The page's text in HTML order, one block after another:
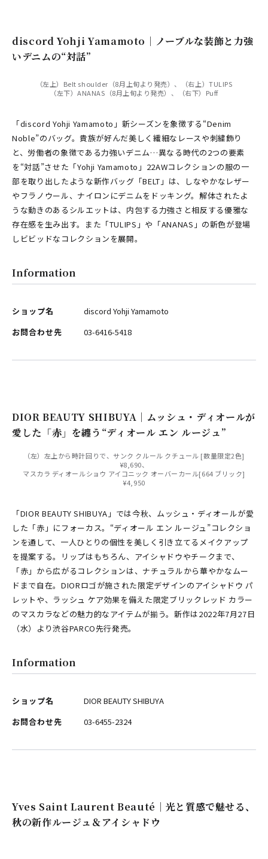
discord Yohji Yamamoto｜ノーブルな装飾と力強
いデニムの“対話”
（左上）Belt shoulder（8月上旬より発売）、（右上）TULIPS
（左下）ANANAS（8月上旬より発売）、（右下）Puff
「discord Yohji Yamamoto」新シーズンを象徴する“Denim
Noble”のバッグ。貴族が好んだ美しく繊細なレースや刺繍飾り
と、労働者の象徴である力強いデニム…異なる時代の2つの要素
を“対話”させた「Yohji Yamamoto」22AWコレクションの服の一
部を取り出したような新作バッグ「BELT」は、しなやかなレザー
やフラノウール、ナイロンにデニムをドッキング。解体されたよ
うな動きのあるシルエットは、内包する力強さと相反する優雅な
存在感を生み出す。また「TULIPS」や「ANANAS」の新色が登場
しビビッドなコレクションを展開。
Information
ショップ名
discord Yohji Yamamoto
お問合わせ先
03-6416-5418
DIOR BEAUTY SHIBUYA｜ムッシュ・ディオールが
愛した「赤」を纏う“ディオール エン ルージュ”
（左）左上から時計回りで、サンク クルール クチュール [数量限定2色]
¥8,690、
マスカラ ディオールショウ アイコニック オーバーカール[664 ブリック]
¥4,950
「DIOR BEAUTY SHIBUYA」では今秋、ムッシュ・ディオールが愛
した「赤」にフォーカス。“ディオール エン ルージュ”コレクショ
ンを通して、一人ひとりの個性を美しく引き立てるメイクアップ
を提案する。リップはもちろん、アイシャドウやチークまで、
「赤」から広がるコレクションは、ナチュラルから華やかなムー
ドまで自在。DIORロゴが施された限定デザインのアイシャドウ パ
レットや、ラッシュ ケア効果を備えた限定ブリックレッド カラー
のマスカラなどの魅力的なアイテムが揃う。新作は2022年7月27日
（水）より渋谷PARCO先行発売。
Information
ショップ名
DIOR BEAUTY SHIBUYA
お問合わせ先
03-6455-2324
Yves Saint Laurent Beauté｜光と質感で魅せる、
秋の新作ルージュ＆アイシャドウ